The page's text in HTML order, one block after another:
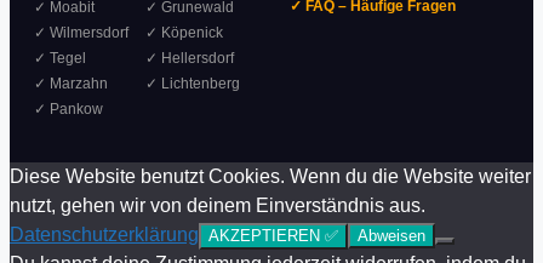
✓ Moabit
✓ Grunewald
✓ Wilmersdorf
✓ Köpenick
✓ Tegel
✓ Hellersdorf
✓ Marzahn
✓ Lichtenberg
✓ Pankow
✓ FAQ – Häufige Fragen
Diese Website benutzt Cookies. Wenn du die Website weiter
nutzt, gehen wir von deinem Einverständnis aus.
Datenschutzerklärung AKZEPTIEREN ✅ Abweisen